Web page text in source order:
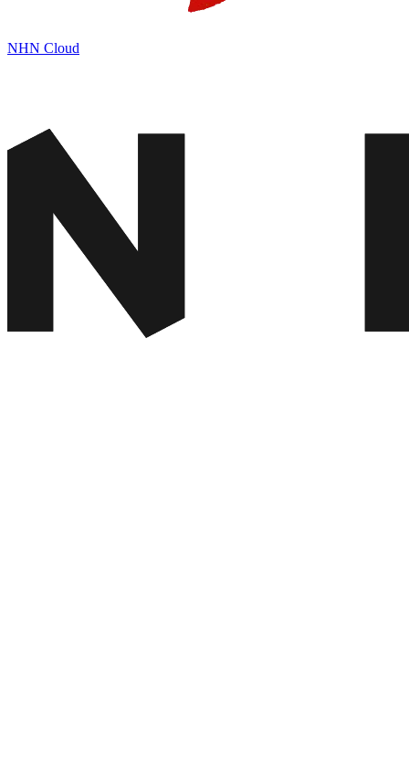
NHN Cloud